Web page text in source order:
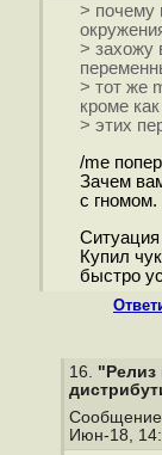
> почему
> захожу
> тот же
кроме
> этих
/me
Зачем
с гномом.
Ситуация
Купил
быстро
16. "Релиз
Июн-18,